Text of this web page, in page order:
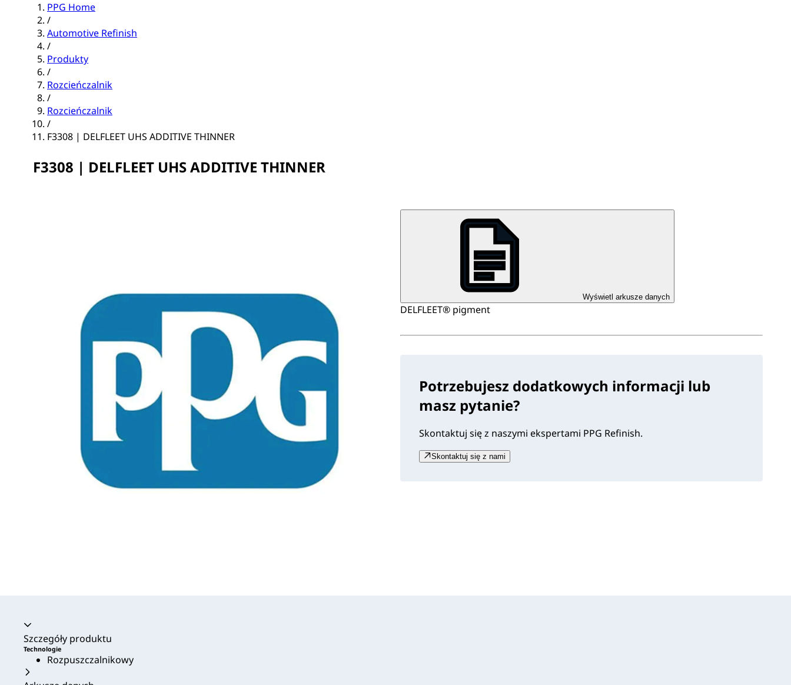
PPG Home
/
Automotive Refinish
/
Produkty
/
Rozcieńczalnik
/
Rozcieńczalnik
/
F3308 | DELFLEET UHS ADDITIVE THINNER
F3308 | DELFLEET UHS ADDITIVE THINNER
Wyświetl arkusze danych
DELFLEET® pigment
Potrzebujesz dodatkowych informacji lub
masz pytanie?
Skontaktuj się z naszymi ekspertami PPG Refinish.
Skontaktuj się z nami
Akordeon zwinięty
Szczegóły produktu
Technologie
Rozpuszczalnikowy